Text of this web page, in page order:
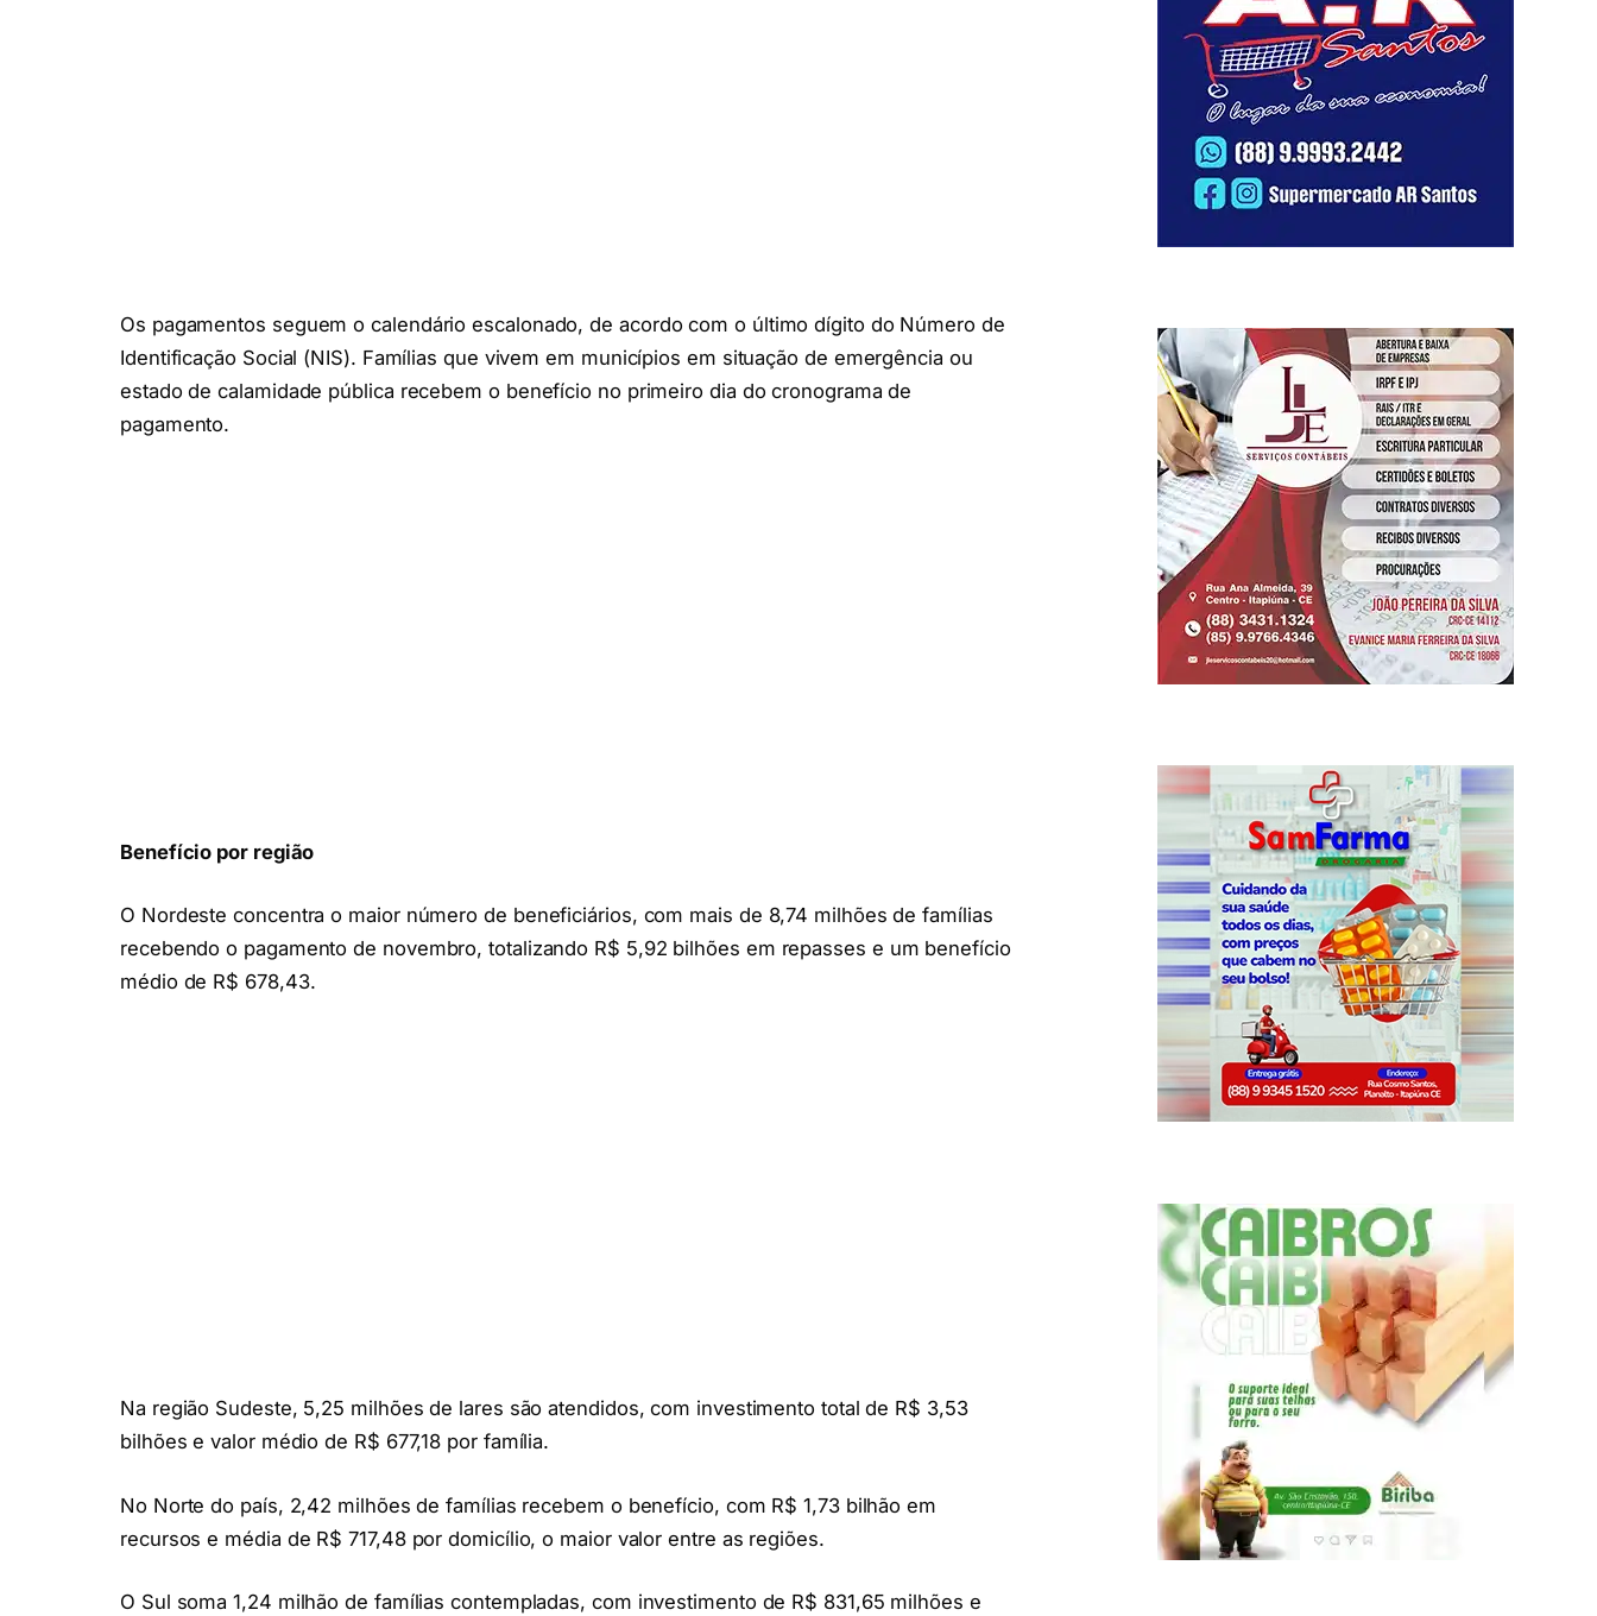
Os pagamentos seguem o calendário escalonado, de acordo com o último dígito do Número de
Identificação Social (NIS). Famílias que vivem em municípios em situação de emergência ou
estado de calamidade pública recebem o benefício no primeiro dia do cronograma de
pagamento.
Benefício por região
O Nordeste concentra o maior número de beneficiários, com mais de 8,74 milhões de famílias
recebendo o pagamento de novembro, totalizando R$ 5,92 bilhões em repasses e um benefício
médio de R$ 678,43.
Na região Sudeste, 5,25 milhões de lares são atendidos, com investimento total de R$ 3,53
bilhões e valor médio de R$ 677,18 por família.
No Norte do país, 2,42 milhões de famílias recebem o benefício, com R$ 1,73 bilhão em
recursos e média de R$ 717,48 por domicílio, o maior valor entre as regiões.
O Sul soma 1,24 milhão de famílias contempladas, com investimento de R$ 831,65 milhões e